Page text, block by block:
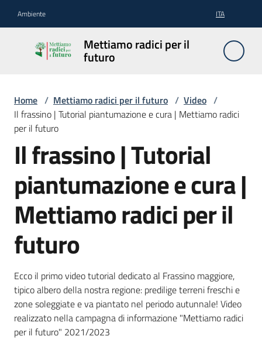
Ambiente ITA
Mettiamo radici per il
futuro
Mettiamo
radici per
il futuro
Il
progetto
Come
funziona
Come
curare
gli
alberi
Comunicazione
Home / Mettiamo radici per il futuro / Video /
Il frassino | Tutorial piantumazione e cura | Mettiamo radici
per il futuro
Il frassino | Tutorial
piantumazione e cura |
Mettiamo radici per il
futuro
Ecco il primo video tutorial dedicato al Frassino maggiore,
tipico albero della nostra regione: predilige terreni freschi e
zone soleggiate e va piantato nel periodo autunnale! Video
realizzato nella campagna di informazione "Mettiamo radici
per il futuro" 2021/2023